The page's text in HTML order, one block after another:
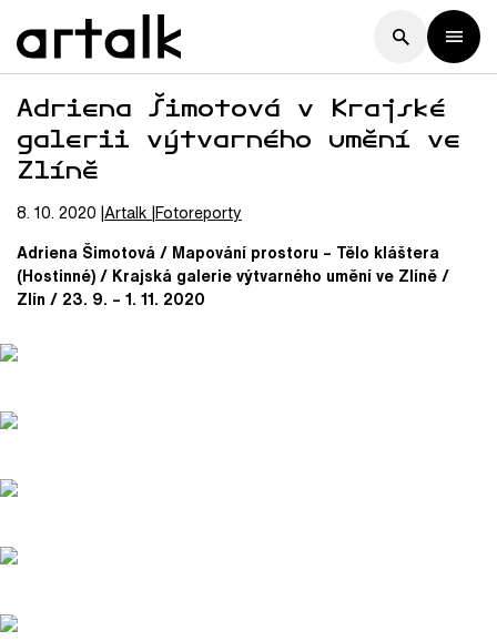
Adriena Šimotová v Krajské
galerii výtvarného umění ve
Zlíně
8. 10. 2020 Artalk Fotoreporty
Adriena Šimotová / Mapování prostoru – Tělo kláštera
(Hostinné) / Krajská galerie výtvarného umění ve Zlíně /
Zlín / 23. 9. – 1. 11. 2020